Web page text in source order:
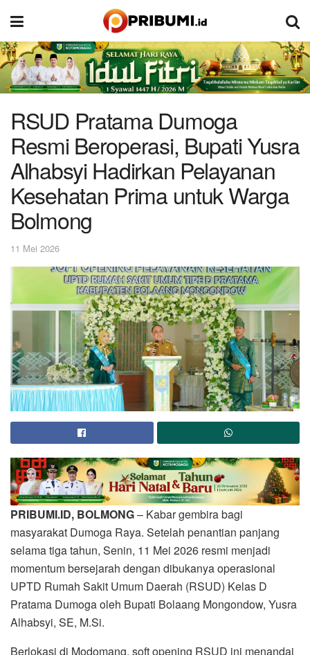
RSUD Pratama Dumoga
Resmi Beroperasi, Bupati Yusra
Alhabsyi Hadirkan Pelayanan
Kesehatan Prima untuk Warga
Bolmong
11 Mei 2026
PRIBUMI.ID, BOLMONG– Kabar gembira bagi
masyarakat Dumoga Raya. Setelah penantian panjang
selama tiga tahun, Senin, 11 Mei 2026 resmi menjadi
momentum bersejarah dengan dibukanya operasional
UPTD Rumah Sakit Umum Daerah (RSUD) Kelas D
Pratama Dumoga oleh Bupati Bolaang Mongondow, Yusra
Alhabsyi, SE, M.Si.
Berlokasi di Modomang, soft opening RSUD ini menandai